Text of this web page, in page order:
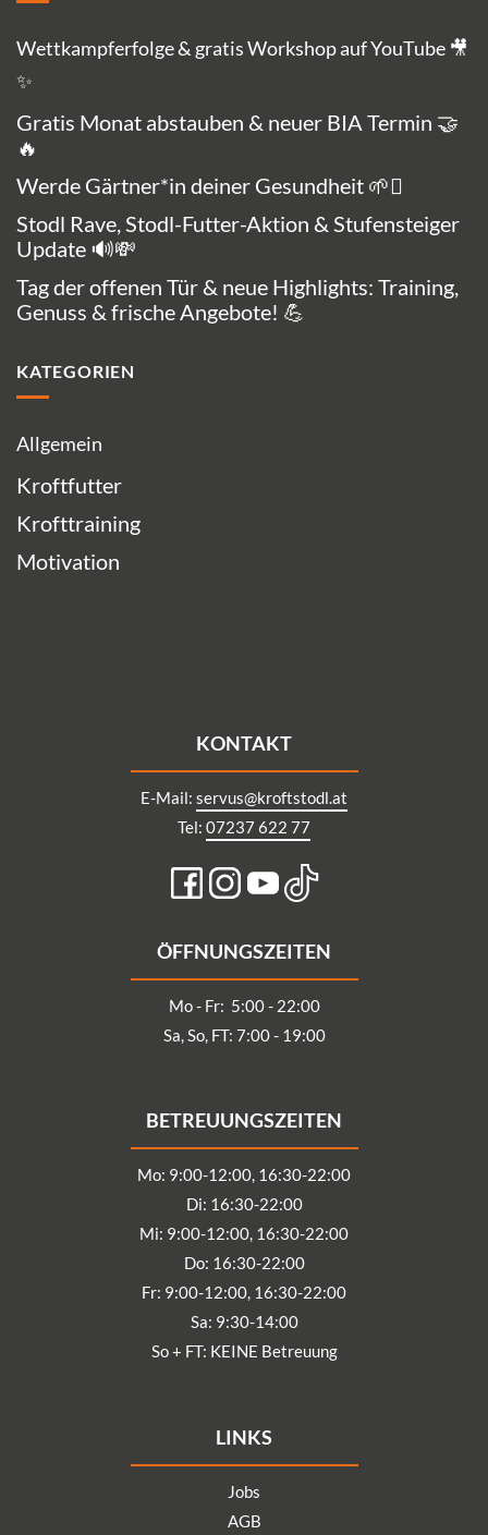
Wettkampferfolge & gratis Workshop auf YouTube 🎥
✨
Gratis Monat abstauben & neuer BIA Termin 🤝
🔥
Werde Gärtner*in deiner Gesundheit 🌱🪏
Stodl Rave, Stodl-Futter-Aktion & Stufensteiger
Update 🔊💸
Tag der offenen Tür & neue Highlights: Training,
Genuss & frische Angebote! 💪
KATEGORIEN
Allgemein
Kroftfutter
Krofttraining
Motivation
KONTAKT
E-Mail: servus@kroftstodl.at
Tel: 07237 622 77
ÖFFNUNGSZEITEN
Mo - Fr: 5:00 - 22:00
Sa, So, FT: 7:00 - 19:00
BETREUUNGSZEITEN
Mo: 9:00-12:00, 16:30-22:00
Di: 16:30-22:00
Mi: 9:00-12:00, 16:30-22:00
Do: 16:30-22:00
Fr: 9:00-12:00, 16:30-22:00
Sa: 9:30-14:00
So + FT: KEINE Betreuung
LINKS
Jobs
AGB